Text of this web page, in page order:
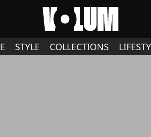
STYLE COLLECTIONS